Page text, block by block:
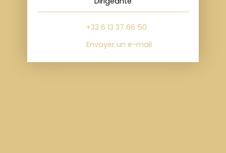
+33 6 13 37 66 50
Envoyer un e-mail